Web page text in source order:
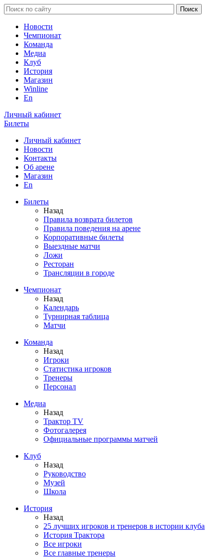
Новости
Чемпионат
Команда
Медиа
Клуб
История
Магазин
Winline
En
Личный кабинет
Билеты
Личный кабинет
Новости
Контакты
Об арене
Магазин
En
Билеты
Назад
Правила возврата билетов
Правила поведения на арене
Корпоративные билеты
Выездные матчи
Ложи
Ресторан
Трансляции в городе
Чемпионат
Назад
Календарь
Турнирная таблица
Матчи
Команда
Назад
Игроки
Статистика игроков
Тренеры
Персонал
Медиа
Назад
Трактор TV
Фотогалерея
Официальные программы матчей
Клуб
Назад
Руководство
Музей
Школа
История
Назад
25 лучших игроков и тренеров в истории клуба
История Трактора
Все игроки
Все главные тренеры